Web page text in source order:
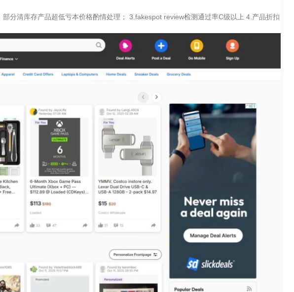
¥4,862
加入购物车
APSTI
¥370
加入购物车
分清库存产品超低亏本价格酌情处理； 3.fakespot review检测通过率C级以上 4.产品折扣